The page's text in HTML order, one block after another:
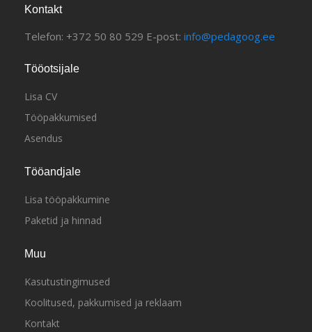
Kontakt
Telefon: +372 50 80 529 E-post: info@pedagoog.ee
Tööotsijale
Lisa CV
Tööpakkumised
Asendus
Tööandjale
Lisa tööpakkumine
Paketid ja hinnad
Muu
Kasutustingimused
Koolitused, pakkumised ja reklaam
Kontakt